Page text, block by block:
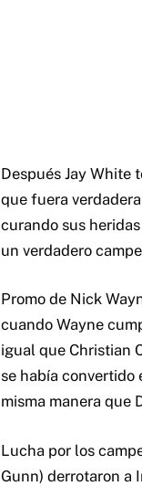
Después Jay White
que fuera
curando sus
un verdadero
Promo de Nick
cuando Wayne
igual que Christian
se había convertido
misma manera que
Lucha por los
Gunn) derrotaron a